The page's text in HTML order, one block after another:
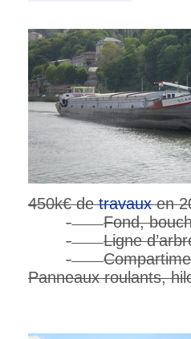
450k€ detravauxen
-
Fond,
-
Ligne
-
Panneaux roulants,